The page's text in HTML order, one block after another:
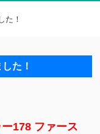
た！
た！
178 ファース